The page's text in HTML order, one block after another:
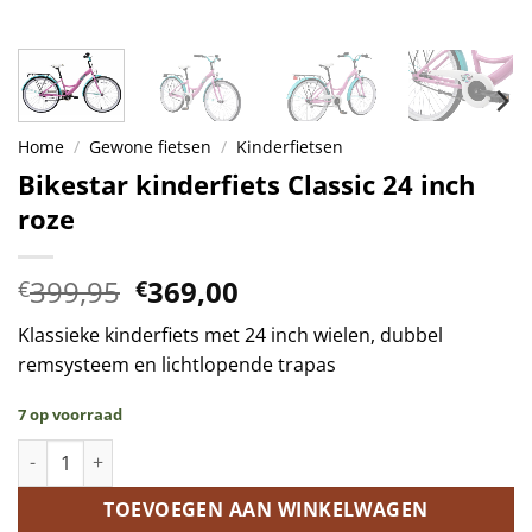
Home / Gewone fietsen / Kinderfietsen
Bikestar kinderfiets Classic 24 inch
roze
€399,95 Oorspronkelijke
prijs
was:
€399,95.
€369,00
prijs
is:
€369,00.
Klassieke kinderfiets met 24 inch wielen, dubbel
remsysteem en lichtlopende trapas
7 op voorraad
Bikestar kinderfiets Classic 24 inch roze aantal
TOEVOEGEN AAN WINKELWAGEN